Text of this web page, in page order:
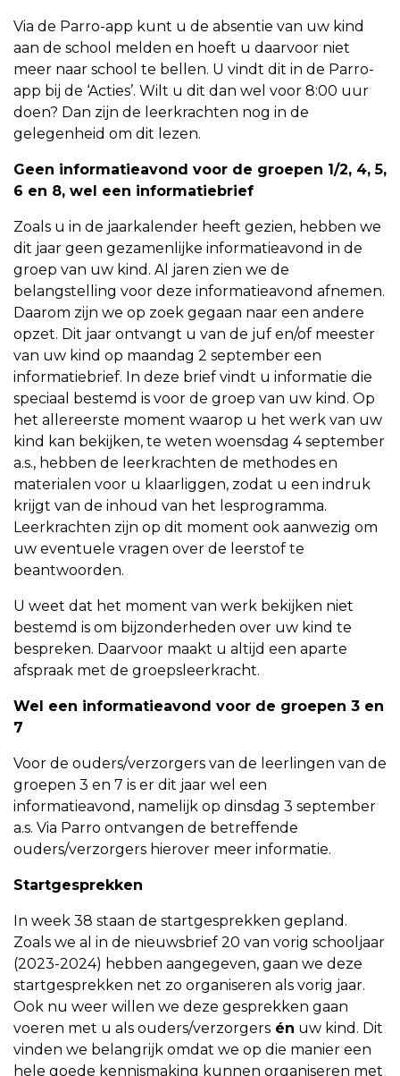
Via de Parro-app kunt u de absentie van uw kind
aan de school melden en hoeft u daarvoor niet
meer naar school te bellen. U vindt dit in de Parro-
app bij de ‘Acties’. Wilt u dit dan wel voor 8:00 uur
doen? Dan zijn de leerkrachten nog in de
gelegenheid om dit lezen.
Geen informatieavond voor de groepen 1/2, 4, 5,
6 en 8, wel een informatiebrief
Zoals u in de jaarkalender heeft gezien, hebben we
dit jaar geen gezamenlijke informatieavond in de
groep van uw kind. Al jaren zien we de
belangstelling voor deze informatieavond afnemen.
Daarom zijn we op zoek gegaan naar een andere
opzet. Dit jaar ontvangt u van de juf en/of meester
van uw kind op maandag 2 september een
informatiebrief. In deze brief vindt u informatie die
speciaal bestemd is voor de groep van uw kind. Op
het allereerste moment waarop u het werk van uw
kind kan bekijken, te weten woensdag 4 september
a.s., hebben de leerkrachten de methodes en
materialen voor u klaarliggen, zodat u een indruk
krijgt van de inhoud van het lesprogramma.
Leerkrachten zijn op dit moment ook aanwezig om
uw eventuele vragen over de leerstof te
beantwoorden.
U weet dat het moment van werk bekijken niet
bestemd is om bijzonderheden over uw kind te
bespreken. Daarvoor maakt u altijd een aparte
afspraak met de groepsleerkracht.
Wel een informatieavond voor de groepen 3 en
7
Voor de ouders/verzorgers van de leerlingen van de
groepen 3 en 7 is er dit jaar wel een
informatieavond, namelijk op dinsdag 3 september
a.s. Via Parro ontvangen de betreffende
ouders/verzorgers hierover meer informatie.
Startgesprekken
In week 38 staan de startgesprekken gepland.
Zoals we al in de nieuwsbrief 20 van vorig schooljaar
(2023-2024) hebben aangegeven, gaan we deze
startgesprekken net zo organiseren als vorig jaar.
Ook nu weer willen we deze gesprekken gaan
voeren met u als ouders/verzorgers én uw kind. Dit
vinden we belangrijk omdat we op die manier een
hele goede kennismaking kunnen organiseren met